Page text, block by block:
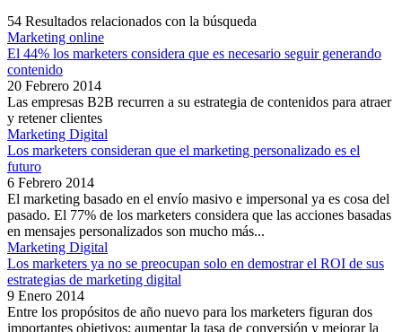
54 Resultados relacionados con la búsqueda
Marketing online
El 44% los marketers considera que es necesario seguir generando
contenido
20 Febrero 2014
Las empresas B2B recurren a su estrategia de contenidos para atraer
y retener clientes
Marketing Digital
Los marketers consideran que el marketing personalizado es el
futuro
6 Febrero 2014
El marketing basado en el envío masivo e impersonal ya es cosa del
pasado. El 77% de los marketers considera que las acciones basadas
en mensajes personalizados son mucho más...
Marketing Digital
Los marketers ya no se preocupan solo en demostrar el ROI de sus
estrategias de marketing digital
9 Enero 2014
Entre los propósitos de año nuevo para los marketers figuran dos
importantes objetivos: aumentar la tasa de conversión y mejorar la